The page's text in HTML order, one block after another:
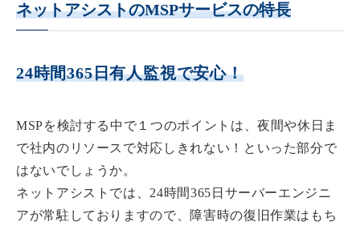
ネットアシストのMSPサービスの特長
24時間365日有人監視で安心！
MSPを検討する中で１つのポイントは、夜間や休日ま
で社内のリソースで対応しきれない！といった部分で
はないでしょうか。
ネットアシストでは、 24時間365日サーバーエンジニ
アが常駐 しておりますので、障害時の復旧作業はもち